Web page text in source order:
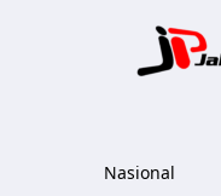
Nasional